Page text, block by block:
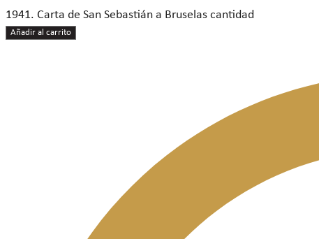
1941. Carta de San Sebastián a Bruselas cantidad
Añadir al carrito